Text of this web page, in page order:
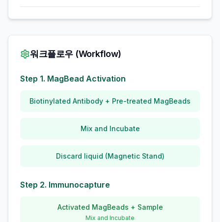
워크플로우 (Workflow)
Step 1. MagBead Activation
Biotinylated Antibody + Pre-treated MagBeads
Mix and Incubate
Discard liquid (Magnetic Stand)
Step 2. Immunocapture
Activated MagBeads + Sample
Mix and Incubate